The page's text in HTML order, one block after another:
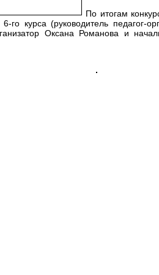
По итогам
го курса (руководитель педагог-
Оксана Романова и